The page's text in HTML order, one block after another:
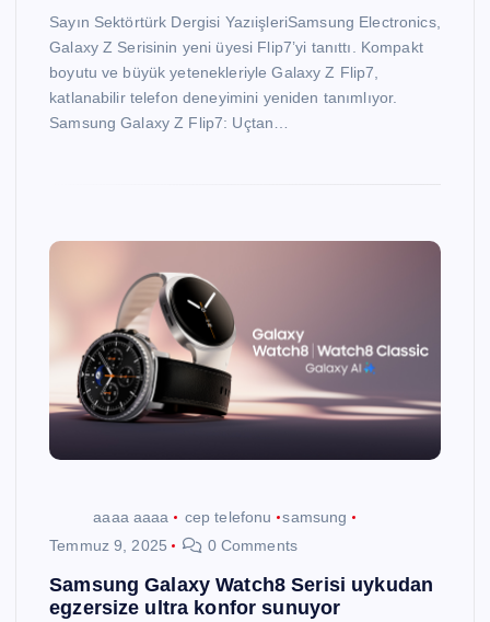
Sayın Sektörtürk Dergisi YazıişleriSamsung Electronics,
Galaxy Z Serisinin yeni üyesi Flip7’yi tanıttı. Kompakt
boyutu ve büyük yetenekleriyle Galaxy Z Flip7,
katlanabilir telefon deneyimini yeniden tanımlıyor.
Samsung Galaxy Z Flip7: Uçtan…
aaaa aaaa cep telefonu
samsung
Temmuz 9, 2025
0 Comments
Samsung Galaxy Watch8 Serisi uykudan
egzersize ultra konfor sunuyor